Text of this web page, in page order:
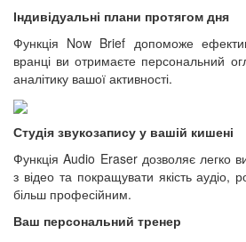
Індивідуальні плани протягом дня
Функція Now Brief допоможе
вранці ви отримаєте персональний
аналітику вашої активності.
Студія звукозапису у вашій кишені
Функція Audio Eraser дозволяє легко
з відео та покращувати якість
більш професійним.
Ваш персональний тренер